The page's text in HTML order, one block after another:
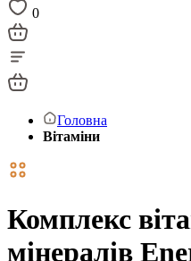
0
Головна
Вітаміни
Комплекс
мінералів